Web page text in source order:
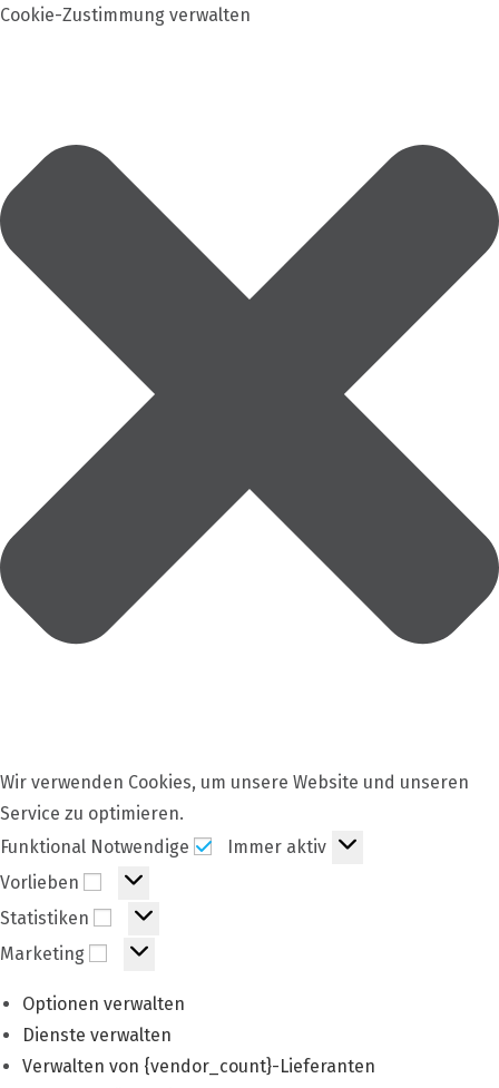
Cookie-Zustimmung verwalten
Wir verwenden Cookies, um unsere Website und unseren
Service zu optimieren.
Funktional Notwendige
Funktional
Immer aktiv
Vorlieben
Vorlieben
Statistiken Statistiken
Marketing Marketing
Optionen verwalten
Dienste verwalten
Verwalten von {vendor_count}-Lieferanten